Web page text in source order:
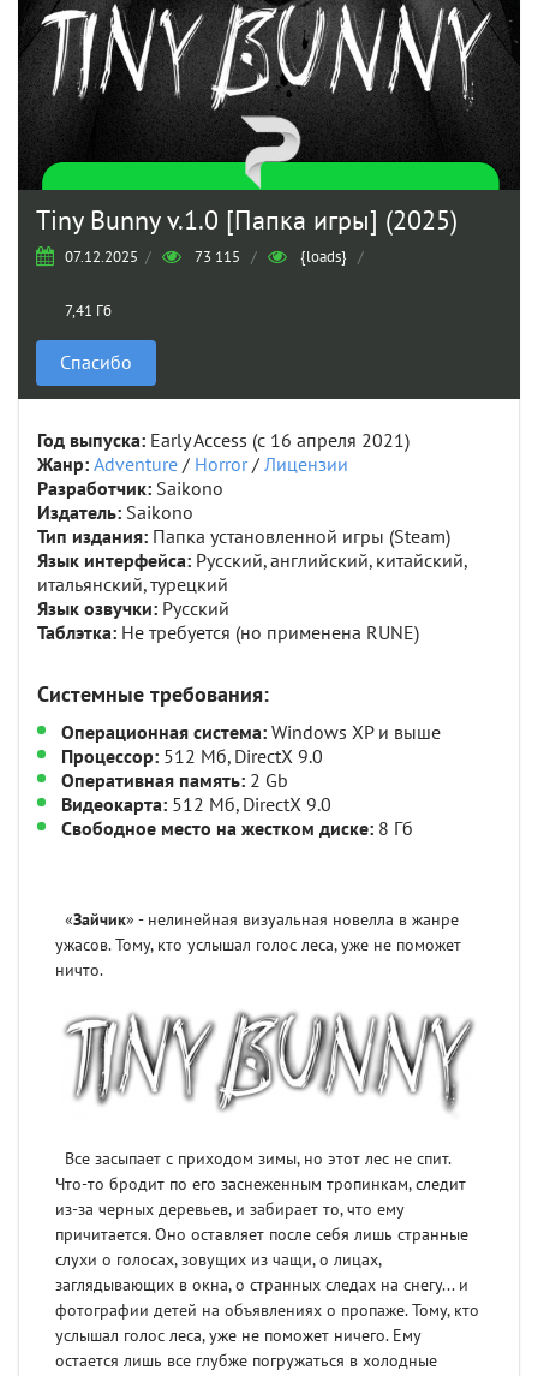
Tiny Bunny v.1.0 [Папка игры] (2025)
07.12.2025 / 73 115 / {loads} /
7,41 Гб
Спасибо
Год выпуска: Early Access (c 16 апреля 2021)
Жанр: Adventure / Horror/ Лицензии
Разработчик: Saikono
Издатель: Saikono
Тип издания: Папка установленной игры (Steam)
Язык интерфейса: Русский, английский, китайский,
итальянский, турецкий
Язык озвучки: Русский
Таблэтка: Не требуется (но применена RUNE)
Системные требования:
Операционная система: Windows XP и выше
Процессор: 512 Мб, DirectX 9.0
Оперативная память: 2 Gb
Видеокарта: 512 Мб, DirectX 9.0
Свободное место на жестком диске: 8 Гб
«Зайчик» - нелинейная визуальная новелла в жанре
ужасов. Тому, кто услышал голос леса, уже не поможет
ничто.
Все засыпает с приходом зимы, но этот лес не спит.
Что-то бродит по его заснеженным тропинкам, следит
из-за черных деревьев, и забирает то, что ему
причитается. Оно оставляет после себя лишь странные
слухи о голосах, зовущих из чащи, о лицах,
заглядывающих в окна, о странных следах на снегу... и
фотографии детей на объявлениях о пропаже. Тому, кто
услышал голос леса, уже не поможет ничего. Ему
остается лишь все глубже погружаться в холодные